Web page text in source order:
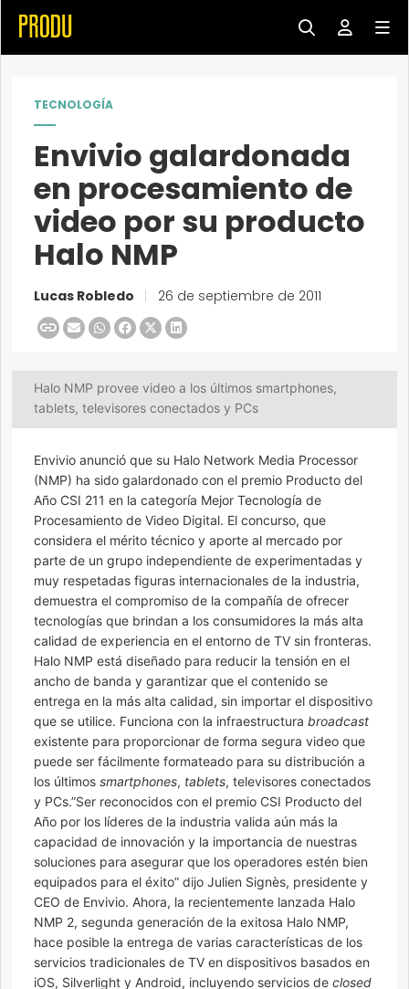
TECNOLOGÍA
Envivio galardonada
en procesamiento de
video por su producto
Halo NMP
Lucas Robledo 26 de septiembre de 2011
Halo NMP provee video a los últimos smartphones,
tablets, televisores conectados y PCs
Envivio anunció que su Halo Network Media Processor
(NMP) ha sido galardonado con el premio Producto del
Año CSI 211 en la categoría Mejor Tecnología de
Procesamiento de Video Digital. El concurso, que
considera el mérito técnico y aporte al mercado por
parte de un grupo independiente de experimentadas y
muy respetadas figuras internacionales de la industria,
demuestra el compromiso de la compañía de ofrecer
tecnologías que brindan a los consumidores la más alta
calidad de experiencia en el entorno de TV sin fronteras.
Halo NMP está diseñado para reducir la tensión en el
ancho de banda y garantizar que el contenido se
entrega en la más alta calidad, sin importar el dispositivo
que se utilice. Funciona con la infraestructura broadcast
existente para proporcionar de forma segura video que
puede ser fácilmente formateado para su distribución a
los últimos smartphones, tablets, televisores conectados
y PCs.”Ser reconocidos con el premio CSI Producto del
Año por los líderes de la industria valida aún más la
capacidad de innovación y la importancia de nuestras
soluciones para asegurar que los operadores estén bien
equipados para el éxito” dijo Julien Signès, presidente y
CEO de Envivio. Ahora, la recientemente lanzada Halo
NMP 2, segunda generación de la exitosa Halo NMP,
hace posible la entrega de varias características de los
servicios tradicionales de TV en dispositivos basados en
iOS, Silverlight y Android, incluyendo servicios de closed